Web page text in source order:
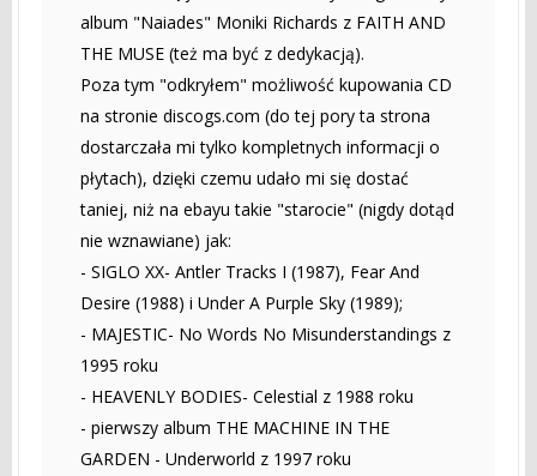
album "Naiades" Moniki Richards z FAITH AND
THE MUSE (też ma być z dedykacją).
Poza tym "odkryłem" możliwość kupowania CD
na stronie discogs.com (do tej pory ta strona
dostarczała mi tylko kompletnych informacji o
płytach), dzięki czemu udało mi się dostać
taniej, niż na ebayu takie "starocie" (nigdy dotąd
nie wznawiane) jak:
- SIGLO XX- Antler Tracks I (1987), Fear And
Desire (1988) i Under A Purple Sky (1989);
- MAJESTIC- No Words No Misunderstandings z
1995 roku
- HEAVENLY BODIES- Celestial z 1988 roku
- pierwszy album THE MACHINE IN THE
GARDEN - Underworld z 1997 roku